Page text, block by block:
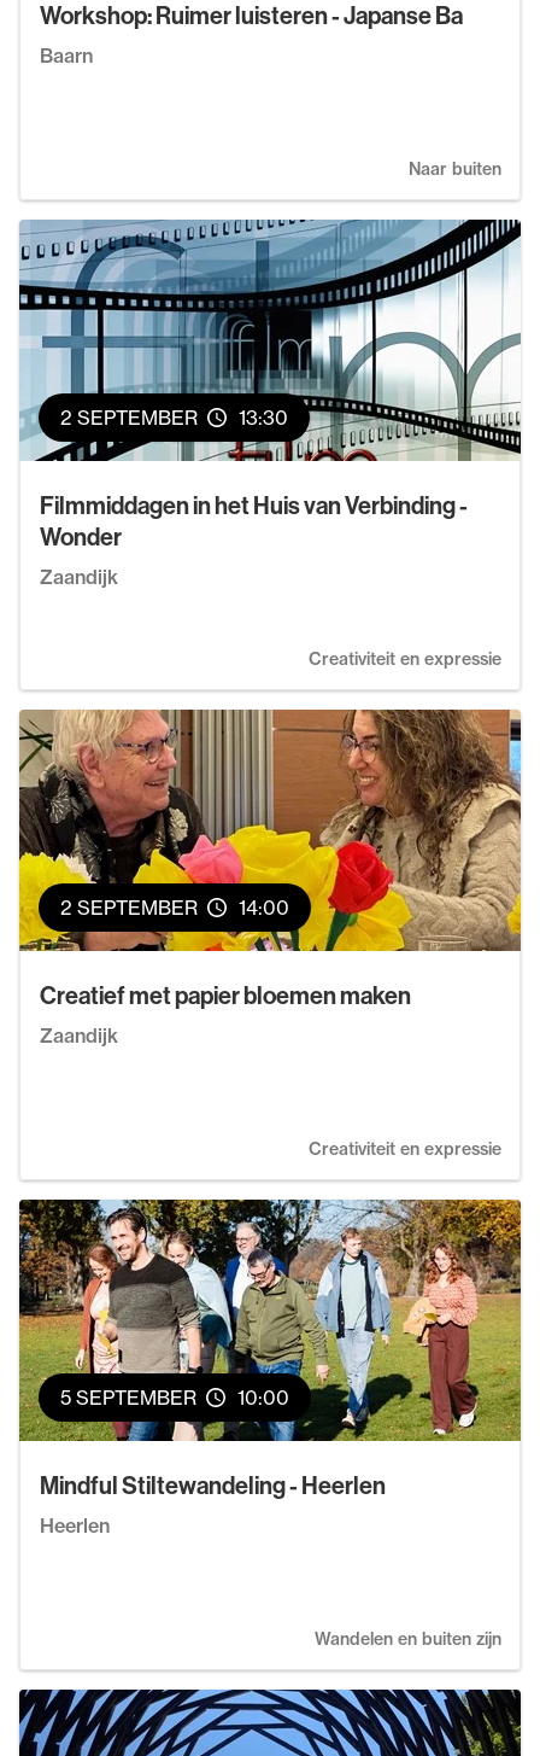
Workshop: Ruimer luisteren - Japanse Ba
Baarn
Naar buiten
2 SEPTEMBER 13:30
Filmmiddagen in het Huis van Verbinding -
Wonder
Zaandijk
Creativiteit en expressie
2 SEPTEMBER 14:00
Creatief met papier bloemen maken
Zaandijk
Creativiteit en expressie
5 SEPTEMBER 10:00
Mindful Stiltewandeling - Heerlen
Heerlen
Wandelen en buiten zijn